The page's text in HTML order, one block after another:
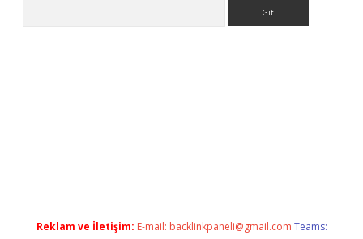
Reklam ve İletişim: E-mail: backlinkpaneli@gmail.com Teams: